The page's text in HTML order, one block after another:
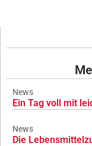
News
Ein Tag voll mit
News
Die